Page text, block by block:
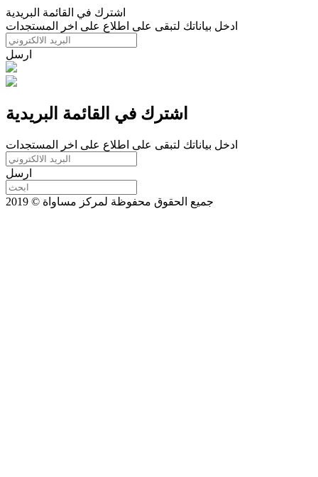
اشترك في القائمة البريدية
ادخل بياناتك لتبقى على اطلاع على اخر المستجدات
ارسل
اشترك في القائمة البريدية
ادخل بياناتك لتبقى على اطلاع على اخر المستجدات
ارسل
جميع الحقوق محفوظة لمركز مساواة © 2019